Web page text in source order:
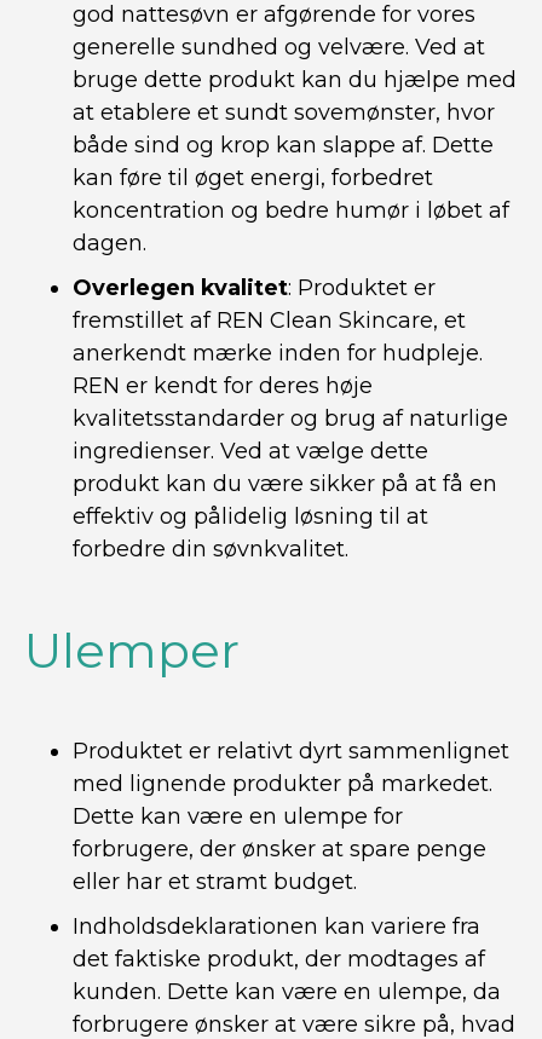
god nattesøvn er afgørende for vores
generelle sundhed og velvære. Ved at
bruge dette produkt kan du hjælpe med
at etablere et sundt sovemønster, hvor
både sind og krop kan slappe af. Dette
kan føre til øget energi, forbedret
koncentration og bedre humør i løbet af
dagen.
Overlegen kvalitet: Produktet er
fremstillet af REN Clean Skincare, et
anerkendt mærke inden for hudpleje.
REN er kendt for deres høje
kvalitetsstandarder og brug af naturlige
ingredienser. Ved at vælge dette
produkt kan du være sikker på at få en
effektiv og pålidelig løsning til at
forbedre din søvnkvalitet.
Ulemper
Produktet er relativt dyrt sammenlignet
med lignende produkter på markedet.
Dette kan være en ulempe for
forbrugere, der ønsker at spare penge
eller har et stramt budget.
Indholdsdeklarationen kan variere fra
det faktiske produkt, der modtages af
kunden. Dette kan være en ulempe, da
forbrugere ønsker at være sikre på, hvad